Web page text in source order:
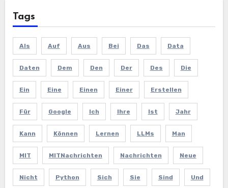
Tags
Als Auf Aus Bei Das Data
Daten Dem Den Der Des Die
Ein Eine Einen Einer Erstellen
Für Google Ich Ihre Ist Jahr
Kann Können Lernen LLMs Man
MIT MITNachrichten Nachrichten Neue
Nicht Python Sich Sie Sind Und